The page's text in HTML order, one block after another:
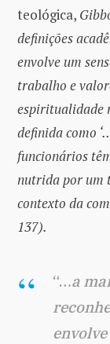
teológica,
definições
envolve um
trabalho e
espiritualidade
definida como
funcionários
nutrida por um
contexto da
137).
“…a